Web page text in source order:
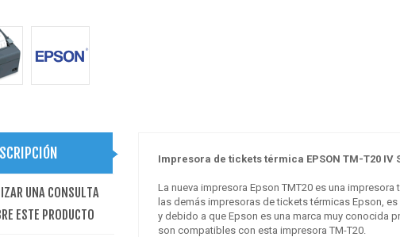
UNA CONSULTA
ESTE PRODUCTO
Impresora de tickets térmica EPSON TM-T20 IV
La nueva impresora Epson TMT20 es una
las demás impresoras de tickets térmicas Epson,
y debido a que Epson es una marca muy conocida
son compatibles con esta impresora TM-T20.